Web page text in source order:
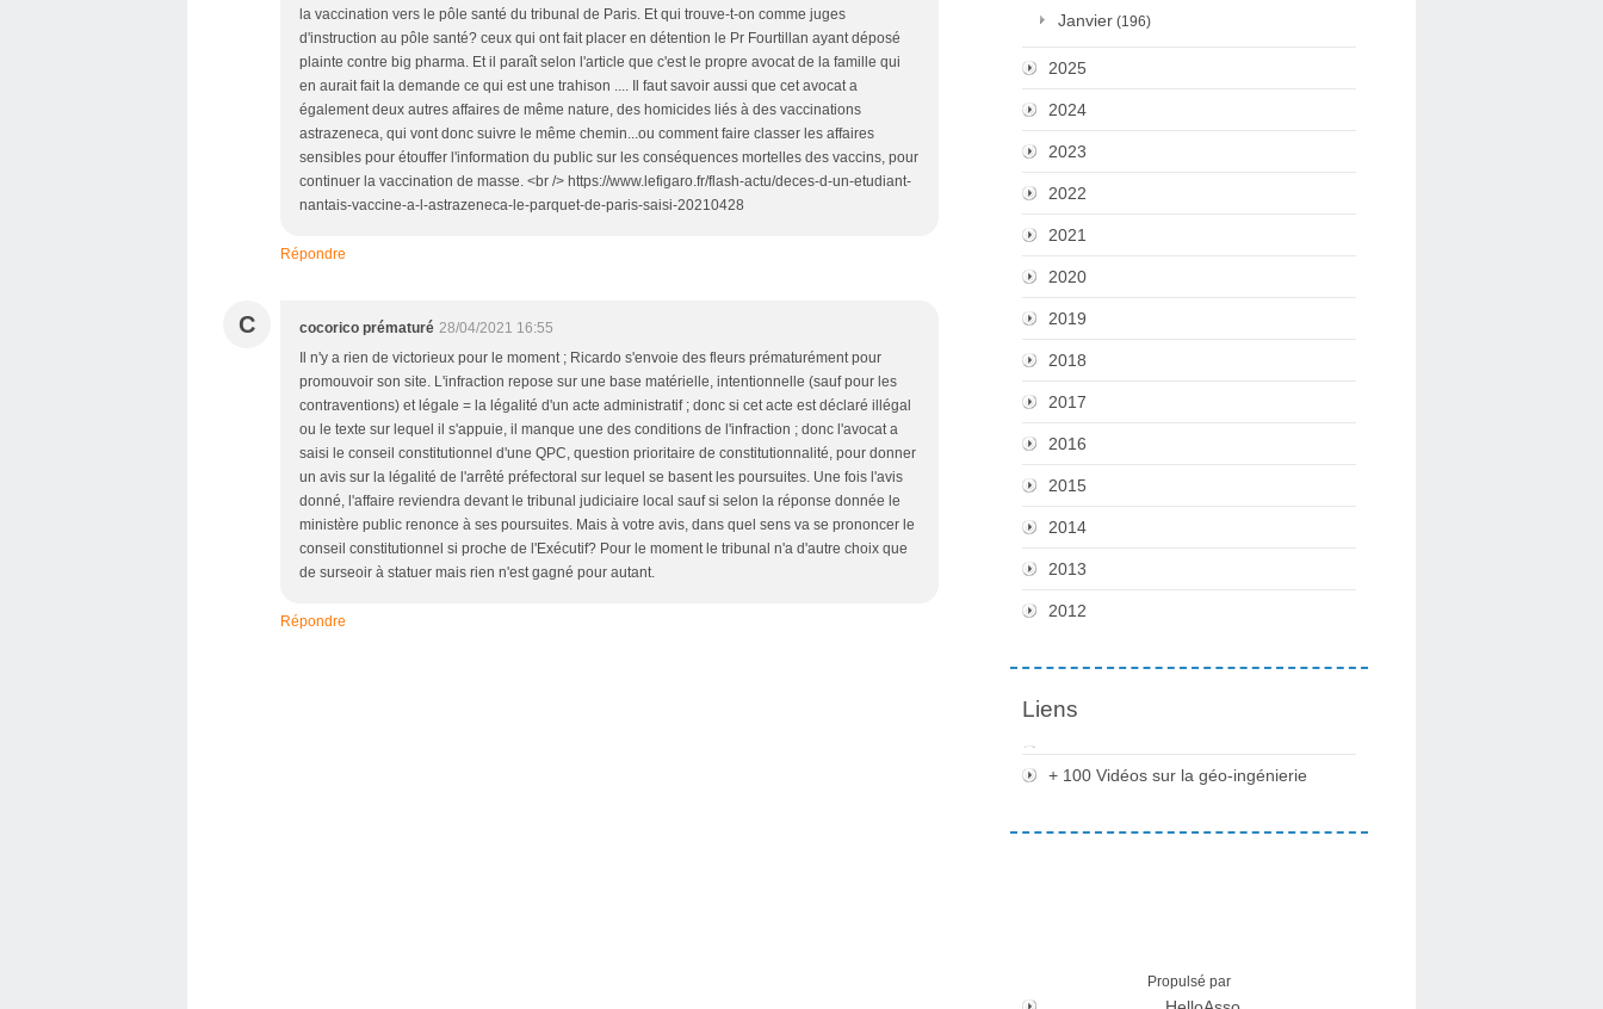
la vaccination vers le pôle santé du tribunal de Paris. Et qui trouve-t-on comme juges
d'instruction au pôle santé? ceux qui ont fait placer en détention le Pr Fourtillan ayant déposé
plainte contre big pharma. Et il paraît selon l'article que c'est le propre avocat de la famille qui
en aurait fait la demande ce qui est une trahison .... Il faut savoir aussi que cet avocat a
également deux autres affaires de même nature, des homicides liés à des vaccinations
astrazeneca, qui vont donc suivre le même chemin...ou comment faire classer les affaires
sensibles pour étouffer l'information du public sur les conséquences mortelles des vaccins, pour
continuer la vaccination de masse. <br /> https://www.lefigaro.fr/flash-actu/deces-d-un-etudiant-
nantais-vaccine-a-l-astrazeneca-le-parquet-de-paris-saisi-20210428
Répondre
C cocorico prématuré 28/04/2021 16:55
Il n'y a rien de victorieux pour le moment ; Ricardo s'envoie des fleurs prématurément pour
promouvoir son site. L'infraction repose sur une base matérielle, intentionnelle (sauf pour les
contraventions) et légale = la légalité d'un acte administratif ; donc si cet acte est déclaré illégal
ou le texte sur lequel il s'appuie, il manque une des conditions de l'infraction ; donc l'avocat a
saisi le conseil constitutionnel d'une QPC, question prioritaire de constitutionnalité, pour donner
un avis sur la légalité de l'arrêté préfectoral sur lequel se basent les poursuites. Une fois l'avis
donné, l'affaire reviendra devant le tribunal judiciaire local sauf si selon la réponse donnée le
ministère public renonce à ses poursuites. Mais à votre avis, dans quel sens va se prononcer le
conseil constitutionnel si proche de l'Exécutif? Pour le moment le tribunal n'a d'autre choix que
de surseoir à statuer mais rien n'est gagné pour autant.
Répondre
Janvier (196)
2025
2024
2023
2022
2021
2020
2019
2018
2017
2016
2015
2014
2013
2012
Liens
+ 100 Vidéos sur la géo-ingénierie
Propulsé par